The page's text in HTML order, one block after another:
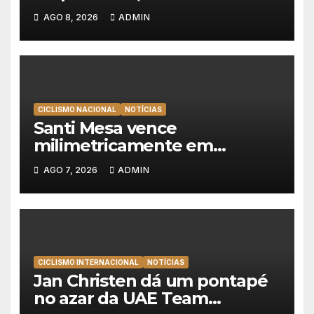
Scaroni é o novo líder da
Volta a Polónia
AGO 8, 2026 ADMIN
CICLISMO NACIONAL NOTÍCIAS
Santi Mesa vence
milimetricamente em
Albufeira, Rui Oliveira
mantém a amarela da Volta a
Portugal
AGO 7, 2026 ADMIN
CICLISMO INTERNACIONAL NOTÍCIAS
Jan Christen dá um pontapé
no azar da UAE Team